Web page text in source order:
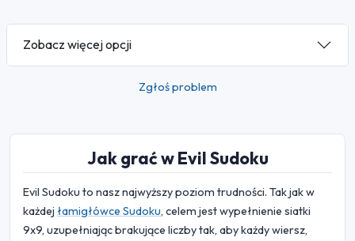
Zobacz więcej opcji
Zgłoś problem
Jak grać w Evil Sudoku
Evil Sudoku to nasz najwyższy poziom trudności. Tak jak w
każdej łamigłówce Sudoku, celem jest wypełnienie siatki
9x9, uzupełniając brakujące liczby tak, aby każdy wiersz,